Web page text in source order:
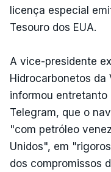
licença especial
Tesouro dos EUA.
A vice-presidente
Hidrocarbonetos da
informou
Telegram, que o
"com petróleo
Unidos", em
dos compromissos